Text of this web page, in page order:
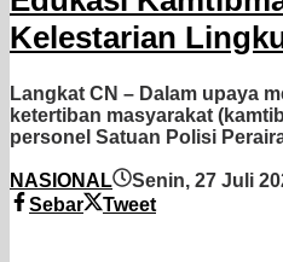
Kelestarian
Langkat CN – Dalam upaya
ketertiban masyarakat
personel Satuan Polisi
NASIONAL Senin, 27 Juli
Sebar
Tweet